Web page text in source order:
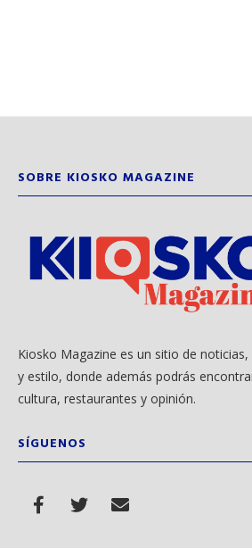
SOBRE KIOSKO MAGAZINE
Kiosko Magazine es un sitio de
y estilo, donde además podrás
cultura, restaurantes y opinión.
SÍGUENOS